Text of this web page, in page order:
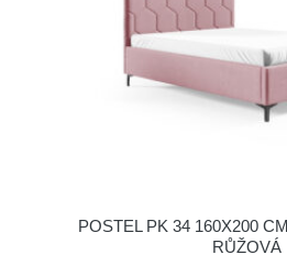
POSTEL PK 34 160X200
RŮŽOVÁ